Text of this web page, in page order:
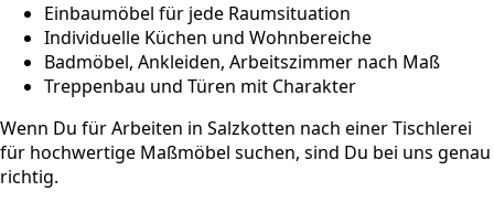
Einbaumöbel für jede Raumsituation
Individuelle Küchen und Wohnbereiche
Badmöbel, Ankleiden, Arbeitszimmer nach Maß
Treppenbau und Türen mit Charakter
Wenn Du für Arbeiten in Salzkotten nach einer Tischlerei
für hochwertige Maßmöbel suchen, sind Du bei uns genau
richtig.